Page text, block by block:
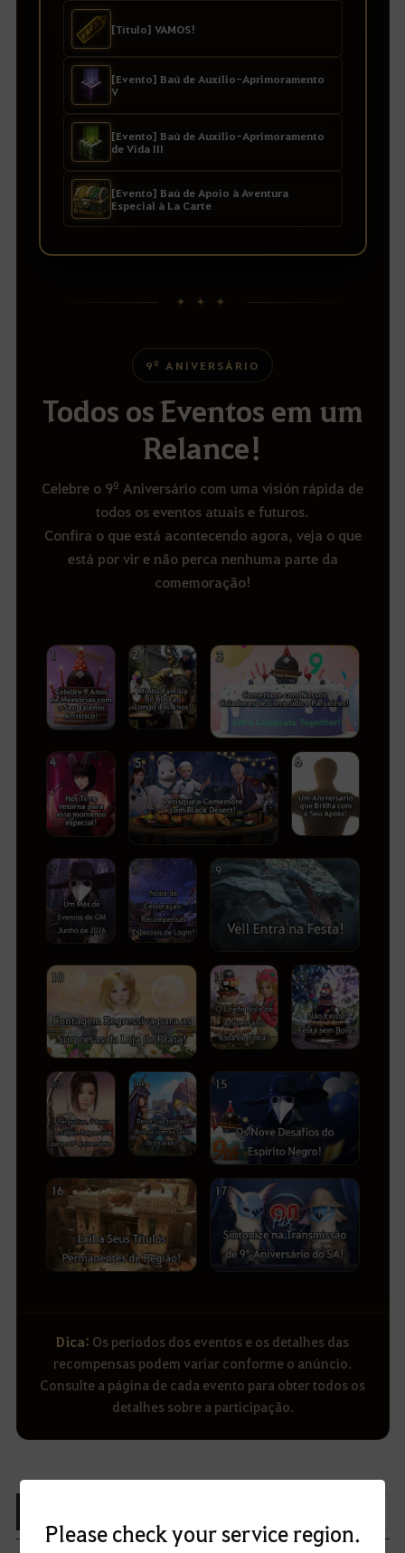
Please check your service region.
[Título] VAMOS!
[Evento] Baú de Auxílio-Aprimoramento
V
[Evento] Baú de Auxílio-Aprimoramento
de Vida III
[Evento] Baú de Apoio à Aventura
Especial à La Carte
✦ ✦ ✦
9º ANIVERSÁRIO
Todos os Eventos em um
Relance!
Celebre o 9º Aniversário com uma visión rápida de
todos os eventos atuais e futuros.
Confira o que está acontecendo agora, veja o que
está por vir e não perca nenhuma parte da
comemoração!
Dica: Os períodos dos eventos e os detalhes das
recompensas podem variar conforme o anúncio.
Consulte a página de cada evento para obter todos os
detalhes sobre a participação.